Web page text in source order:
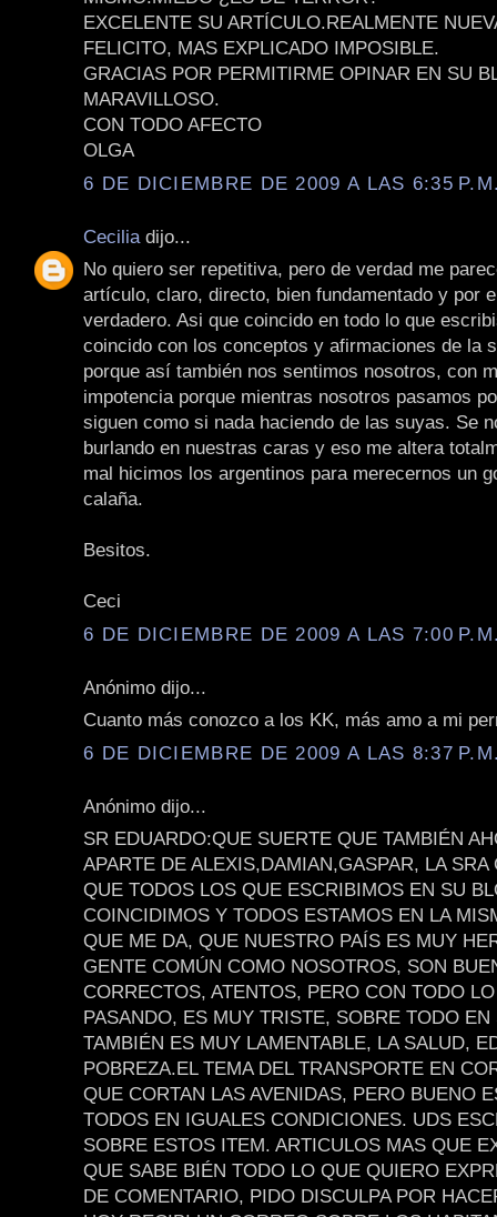
EXCELENTE SU ARTÍCULO.REALMENTE
FELICITO, MAS EXPLICADO IMPOSIBLE.
GRACIAS POR PERMITIRME OPINAR EN SU
MARAVILLOSO.
CON TODO AFECTO
OLGA
6 DE DICIEMBRE DE 2009 A LAS 6:35
Cecilia dijo...
No quiero ser repetitiva, pero de verdad me
artículo, claro, directo, bien fundamentado y por
verdadero. Asi que coincido en todo lo que
coincido con los conceptos y afirmaciones de la
porque así también nos sentimos nosotros, con
impotencia porque mientras nosotros pasamos
siguen como si nada haciendo de las suyas. Se
burlando en nuestras caras y eso me altera
mal hicimos los argentinos para merecernos un
calaña.
Besitos.
Ceci
6 DE DICIEMBRE DE 2009 A LAS 7:00
Anónimo dijo...
Cuanto más conozco a los KK, más amo a mi
6 DE DICIEMBRE DE 2009 A LAS 8:37
Anónimo dijo...
SR EDUARDO:QUE SUERTE QUE TAMBIÉN
APARTE DE ALEXIS,DAMIAN,GASPAR, LA SRA
QUE TODOS LOS QUE ESCRIBIMOS EN SU
COINCIDIMOS Y TODOS ESTAMOS EN LA
QUE ME DA, QUE NUESTRO PAÍS ES MUY
GENTE COMÚN COMO NOSOTROS, SON
CORRECTOS, ATENTOS, PERO CON TODO
PASANDO, ES MUY TRISTE, SOBRE TODO
TAMBIÉN ES MUY LAMENTABLE, LA SALUD,
POBREZA.EL TEMA DEL TRANSPORTE EN
QUE CORTAN LAS AVENIDAS, PERO BUENO
TODOS EN IGUALES CONDICIONES. UDS
SOBRE ESTOS ITEM. ARTICULOS MAS QUE
QUE SABE BIÉN TODO LO QUE QUIERO
DE COMENTARIO, PIDO DISCULPA POR